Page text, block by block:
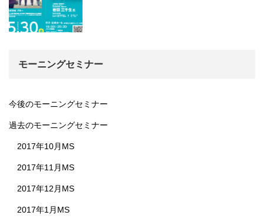
モーニングセミナー
今後のモーニングセミナー
過去のモーニングセミナー
2017年10月MS
2017年11月MS
2017年12月MS
2017年1月MS